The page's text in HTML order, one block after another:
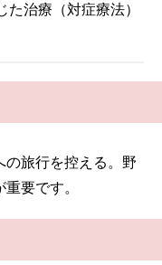
治療（対症療法）
の旅行を控える。野
要です。